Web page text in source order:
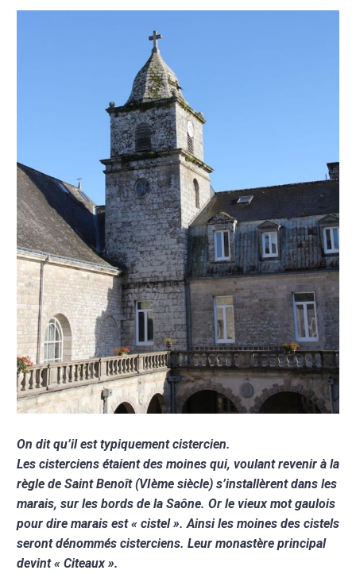
On dit qu’il est typiquement cistercien.
Les cisterciens étaient des moines qui, voulant revenir à la
règle de Saint Benoît (VIème siècle) s’installèrent dans les
marais, sur les bords de la Saône. Or le vieux mot gaulois
pour dire marais est « cistel ». Ainsi les moines des cistels
seront dénommés cisterciens. Leur monastère principal
devint « Citeaux ».